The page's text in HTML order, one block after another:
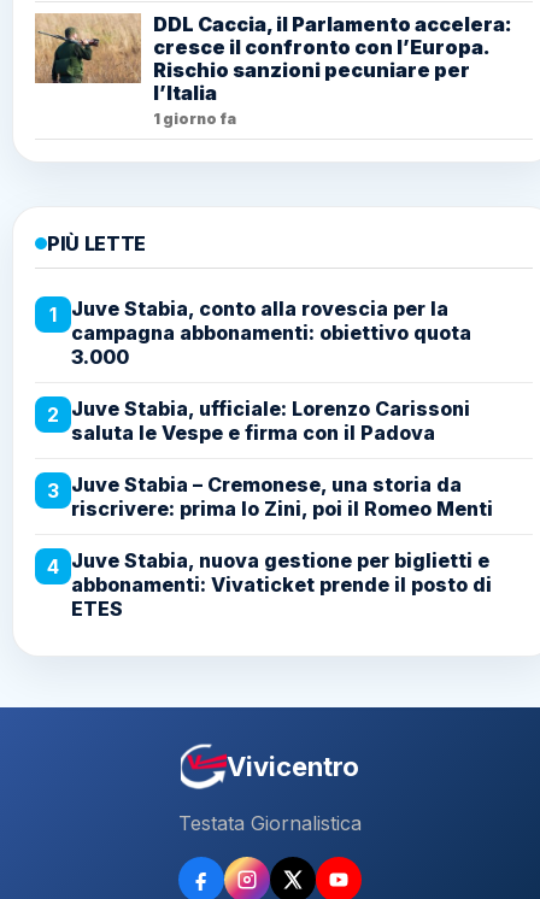
DDL Caccia, il Parlamento accelera:
cresce il confronto con l’Europa.
Rischio sanzioni pecuniare per
l’Italia
1 giorno fa
PIÙ LETTE
1
Juve Stabia, conto alla rovescia per la
campagna abbonamenti: obiettivo quota
3.000
2 Juve Stabia, ufficiale: Lorenzo Carissoni
saluta le Vespe e firma con il Padova
3 Juve Stabia – Cremonese, una storia da
riscrivere: prima lo Zini, poi il Romeo Menti
4 Juve Stabia, nuova gestione per biglietti e
abbonamenti: Vivaticket prende il posto di
ETES
Vivicentro
Testata Giornalistica